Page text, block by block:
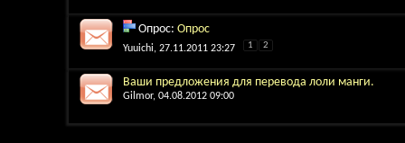
Опрос: Опрос
Yuuichi, 27.11.2011 23:27 1 2
Ваши предложения для перевода лоли манги.
Gilmor, 04.08.2012 09:00